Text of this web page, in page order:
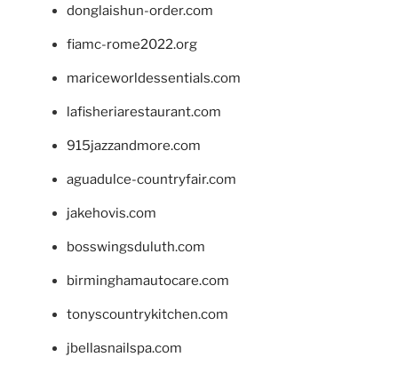
donglaishun-order.com
fiamc-rome2022.org
mariceworldessentials.com
lafisheriarestaurant.com
915jazzandmore.com
aguadulce-countryfair.com
jakehovis.com
bosswingsduluth.com
birminghamautocare.com
tonyscountrykitchen.com
jbellasnailspa.com